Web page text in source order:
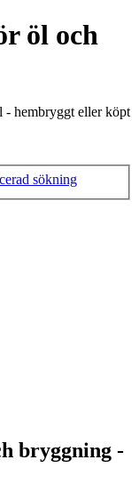
öl och
hembryggt eller köpt
sökning
bryggning -